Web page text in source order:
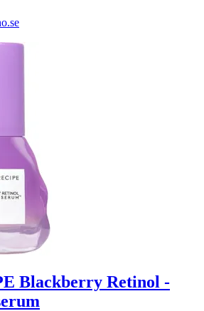
Blackberry Retinol -